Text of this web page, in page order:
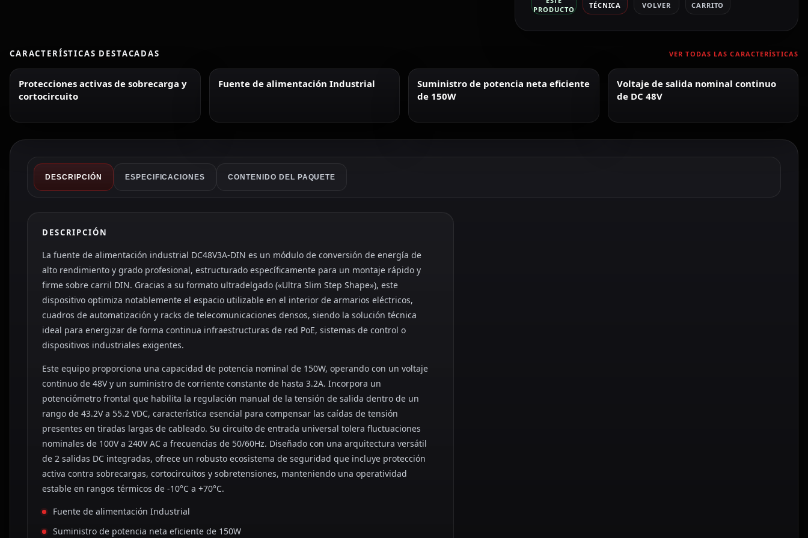
PRODUCTO
TÉCNICA
VOLVER
CARRITO
CARACTERÍSTICAS DESTACADAS VER TODAS LAS CARACTERÍSTICAS
Protecciones activas de sobrecarga y
cortocircuito
Fuente de alimentación Industrial
Suministro de potencia neta eficiente
de 150W
Voltaje de salida nominal continuo
de DC 48V
DESCRIPCIÓN ESPECIFICACIONES CONTENIDO DEL PAQUETE
DESCRIPCIÓN
La fuente de alimentación industrial DC48V3A-DIN es un módulo de conversión de energía de
alto rendimiento y grado profesional, estructurado específicamente para un montaje rápido y
firme sobre carril DIN. Gracias a su formato ultradelgado («Ultra Slim Step Shape»), este
dispositivo optimiza notablemente el espacio utilizable en el interior de armarios eléctricos,
cuadros de automatización y racks de telecomunicaciones densos, siendo la solución técnica
ideal para energizar de forma continua infraestructuras de red PoE, sistemas de control o
dispositivos industriales exigentes.
Este equipo proporciona una capacidad de potencia nominal de 150W, operando con un voltaje
continuo de 48V y un suministro de corriente constante de hasta 3.2A. Incorpora un
potenciómetro frontal que habilita la regulación manual de la tensión de salida dentro de un
rango de 43.2V a 55.2 VDC, característica esencial para compensar las caídas de tensión
presentes en tiradas largas de cableado. Su circuito de entrada universal tolera fluctuaciones
nominales de 100V a 240V AC a frecuencias de 50/60Hz. Diseñado con una arquitectura versátil
de 2 salidas DC integradas, ofrece un robusto ecosistema de seguridad que incluye protección
activa contra sobrecargas, cortocircuitos y sobretensiones, manteniendo una operatividad
estable en rangos térmicos de -10°C a +70°C.
Fuente de alimentación Industrial
Suministro de potencia neta eficiente de 150W